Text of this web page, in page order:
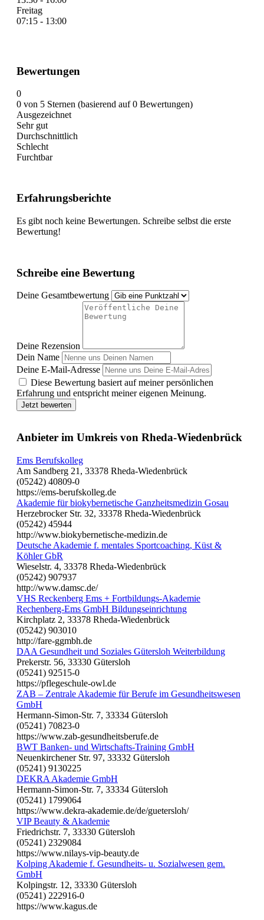
Freitag
07:15 - 13:00
Bewertungen
0
0 von 5 Sternen (basierend auf 0 Bewertungen)
Ausgezeichnet
Sehr gut
Durchschnittlich
Schlecht
Furchtbar
Erfahrungsberichte
Es gibt noch keine Bewertungen. Schreibe selbst die erste
Bewertung!
Schreibe eine Bewertung
Deine Gesamtbewertung
Deine Rezension
Dein Name
Deine E-Mail-Adresse
Diese Bewertung basiert auf meiner persönlichen
Erfahrung und entspricht meiner eigenen Meinung.
Jetzt bewerten
Anbieter im Umkreis von Rheda-Wiedenbrück
Ems Berufskolleg
Am Sandberg 21, 33378 Rheda-Wiedenbrück
(05242) 40809-0
https://ems-berufskolleg.de
Akademie für biokybernetische Ganzheitsmedizin Gosau
Herzebrocker Str. 32, 33378 Rheda-Wiedenbrück
(05242) 45944
http://www.biokybernetische-medizin.de
Deutsche Akademie f. mentales Sportcoaching, Küst &
Köhler GbR
Wieselstr. 4, 33378 Rheda-Wiedenbrück
(05242) 907937
http://www.damsc.de/
VHS Reckenberg Ems + Fortbildungs-Akademie
Rechenberg-Ems GmbH Bildungseinrichtung
Kirchplatz 2, 33378 Rheda-Wiedenbrück
(05242) 903010
http://fare-ggmbh.de
DAA Gesundheit und Soziales Gütersloh Weiterbildung
Prekerstr. 56, 33330 Gütersloh
(05241) 92515-0
https://pflegeschule-owl.de
ZAB – Zentrale Akademie für Berufe im Gesundheitswesen
GmbH
Hermann-Simon-Str. 7, 33334 Gütersloh
(05241) 70823-0
https://www.zab-gesundheitsberufe.de
BWT Banken- und Wirtschafts-Training GmbH
Neuenkirchener Str. 97, 33332 Gütersloh
(05241) 9130225
DEKRA Akademie GmbH
Hermann-Simon-Str. 7, 33334 Gütersloh
(05241) 1799064
https://www.dekra-akademie.de/de/guetersloh/
VIP Beauty & Akademie
Friedrichstr. 7, 33330 Gütersloh
(05241) 2329084
https://www.nilays-vip-beauty.de
Kolping Akademie f. Gesundheits- u. Sozialwesen gem.
GmbH
Kolpingstr. 12, 33330 Gütersloh
(05241) 222916-0
https://www.kagus.de